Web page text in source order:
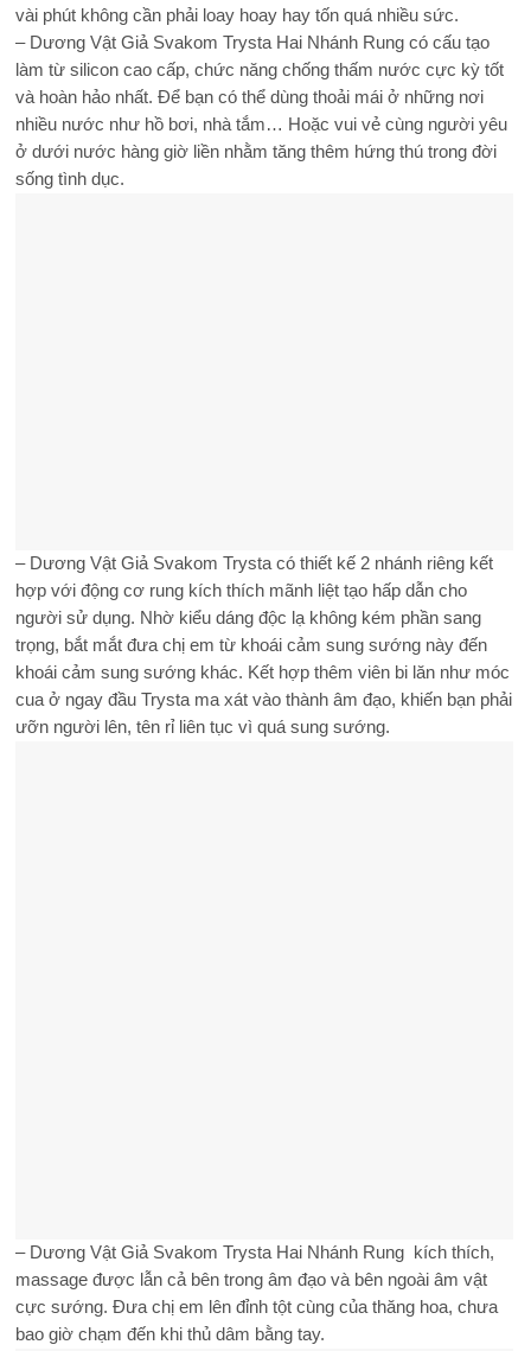
vài phút không cần phải loay hoay hay tốn quá nhiều sức.
– Dương Vật Giả Svakom Trysta Hai Nhánh Rung có cấu tạo
làm từ silicon cao cấp, chức năng chống thấm nước cực kỳ tốt
và hoàn hảo nhất. Để bạn có thể dùng thoải mái ở những nơi
nhiều nước như hồ bơi, nhà tắm… Hoặc vui vẻ cùng người yêu
ở dưới nước hàng giờ liền nhằm tăng thêm hứng thú trong đời
sống tình dục.
– Dương Vật Giả Svakom Trysta có thiết kế 2 nhánh riêng kết
hợp với động cơ rung kích thích mãnh liệt tạo hấp dẫn cho
người sử dụng. Nhờ kiểu dáng độc lạ không kém phần sang
trọng, bắt mắt đưa chị em từ khoái cảm sung sướng này đến
khoái cảm sung sướng khác. Kết hợp thêm viên bi lăn như móc
cua ở ngay đầu Trysta ma xát vào thành âm đạo, khiến bạn phải
ưỡn người lên, tên rỉ liên tục vì quá sung sướng.
– Dương Vật Giả Svakom Trysta Hai Nhánh Rung kích thích,
massage được lẫn cả bên trong âm đạo và bên ngoài âm vật
cực sướng. Đưa chị em lên đỉnh tột cùng của thăng hoa, chưa
bao giờ chạm đến khi thủ dâm bằng tay.